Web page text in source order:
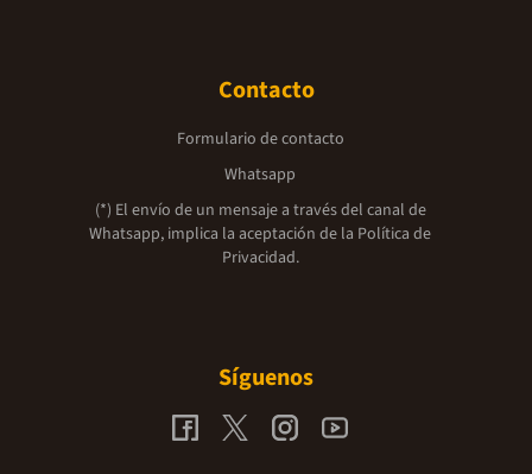
Contacto
Formulario de contacto
Whatsapp
(*) El envío de un mensaje a través del canal de
Whatsapp, implica la aceptación de la Política de
Privacidad.
Síguenos